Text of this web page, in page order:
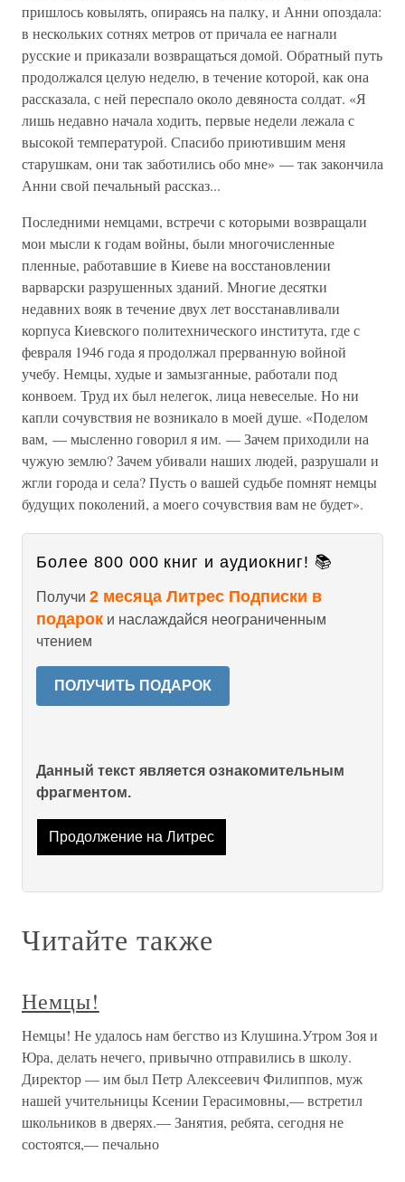
пришлось ковылять, опираясь на палку, и Анни опоздала:
в нескольких сотнях метров от причала ее нагнали
русские и приказали возвращаться домой. Обратный путь
продолжался целую неделю, в течение которой, как она
рассказала, с ней переспало около девяноста солдат. «Я
лишь недавно начала ходить, первые недели лежала с
высокой температурой. Спасибо приютившим меня
старушкам, они так заботились обо мне» — так закончила
Анни свой печальный рассказ...
Последними немцами, встречи с которыми возвращали
мои мысли к годам войны, были многочисленные
пленные, работавшие в Киеве на восстановлении
варварски разрушенных зданий. Многие десятки
недавних вояк в течение двух лет восстанавливали
корпуса Киевского политехнического института, где с
февраля 1946 года я продолжал прерванную войной
учебу. Немцы, худые и замызганные, работали под
конвоем. Труд их был нелегок, лица невеселые. Но ни
капли сочувствия не возникало в моей душе. «Поделом
вам, — мысленно говорил я им. — Зачем приходили на
чужую землю? Зачем убивали наших людей, разрушали и
жгли города и села? Пусть о вашей судьбе помнят немцы
будущих поколений, а моего сочувствия вам не будет».
Более 800 000 книг и аудиокниг! 📚
Получи 2 месяца Литрес Подписки в
подарок и наслаждайся неограниченным
чтением
ПОЛУЧИТЬ ПОДАРОК
Данный текст является ознакомительным
фрагментом.
Продолжение на Литрес
Читайте также
Немцы!
Немцы! Не удалось нам бегство из Клушина.Утром Зоя и
Юра, делать нечего, привычно отправились в школу.
Директор — им был Петр Алексеевич Филиппов, муж
нашей учительницы Ксении Герасимовны,— встретил
школьников в дверях.— Занятия, ребята, сегодня не
состоятся,— печально